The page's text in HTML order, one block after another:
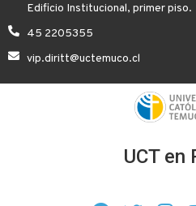
Edificio Institucional, primer piso.
45 2205355
vip.diritt@uctemuco.cl
UCT en